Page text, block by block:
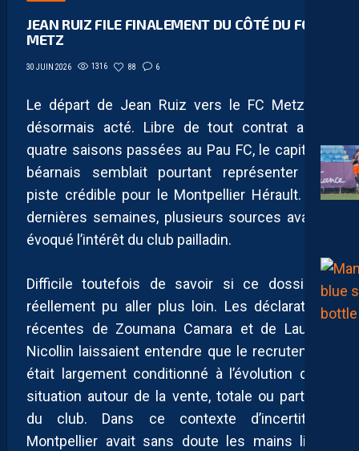
JEAN RUIZ FILE FINALEMENT DU CÔTÉ DU FC
METZ
30 JUIN 2026 1316 88 6
Le départ de Jean Ruiz vers le FC Metz est
désormais acté. Libre de tout contrat après
quatre saisons passées au Pau FC, le capitaine
béarnais semblait pourtant représenter une
piste crédible pour le Montpellier Hérault. Ces
dernières semaines, plusieurs sources avaient
évoqué l’intérêt du club pailladin.
Difficile toutefois de savoir si ce dossier a
réellement pu aller plus loin. Les déclarations
récentes de Zoumana Camara et de Laurent
Nicollin laissaient entendre que le recrutement
était largement conditionné à l’évolution de la
situation autour de la vente, totale ou partielle,
du club. Dans ce contexte d’incertitude,
Montpellier avait sans doute les mains liées,